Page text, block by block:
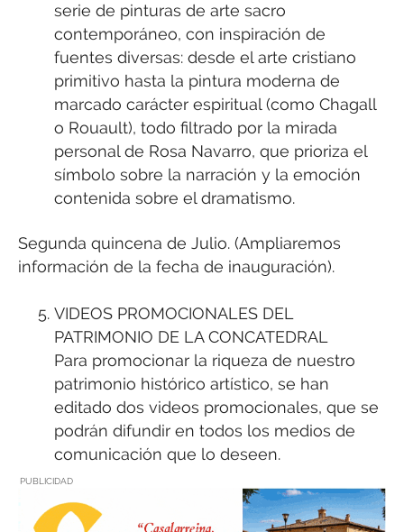
serie de pinturas de arte sacro
contemporáneo, con inspiración de
fuentes diversas: desde el arte cristiano
primitivo hasta la pintura moderna de
marcado carácter espiritual (como Chagall
o Rouault), todo filtrado por la mirada
personal de Rosa Navarro, que prioriza el
símbolo sobre la narración y la emoción
contenida sobre el dramatismo.
Segunda quincena de Julio. (Ampliaremos
información de la fecha de inauguración).
VIDEOS PROMOCIONALES DEL
PATRIMONIO DE LA CONCATEDRAL
Para promocionar la riqueza de nuestro
patrimonio histórico artístico, se han
editado dos videos promocionales, que se
podrán difundir en todos los medios de
comunicación que lo deseen.
PUBLICIDAD